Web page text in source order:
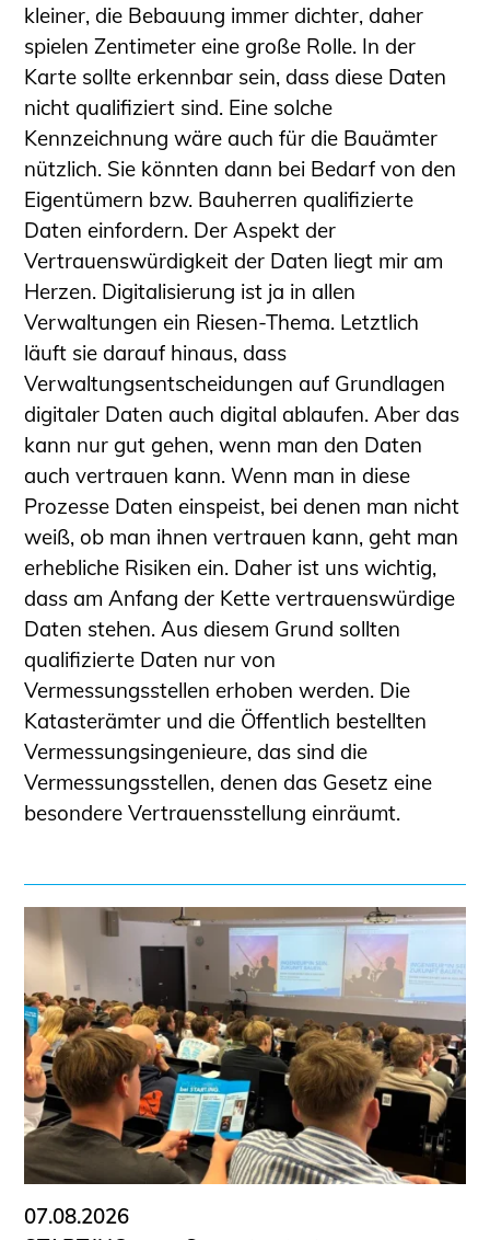
kleiner, die Bebauung immer dichter, daher
spielen Zentimeter eine große Rolle. In der
Karte sollte erkennbar sein, dass diese Daten
nicht qualifiziert sind. Eine solche
Kennzeichnung wäre auch für die Bauämter
nützlich. Sie könnten dann bei Bedarf von den
Eigentümern bzw. Bauherren qualifizierte
Daten einfordern. Der Aspekt der
Vertrauenswürdigkeit der Daten liegt mir am
Herzen. Digitalisierung ist ja in allen
Verwaltungen ein Riesen-Thema. Letztlich
läuft sie darauf hinaus, dass
Verwaltungsentscheidungen auf Grundlagen
digitaler Daten auch digital ablaufen. Aber das
kann nur gut gehen, wenn man den Daten
auch vertrauen kann. Wenn man in diese
Prozesse Daten einspeist, bei denen man nicht
weiß, ob man ihnen vertrauen kann, geht man
erhebliche Risiken ein. Daher ist uns wichtig,
dass am Anfang der Kette vertrauenswürdige
Daten stehen. Aus diesem Grund sollten
qualifizierte Daten nur von
Vermessungsstellen erhoben werden. Die
Katasterämter und die Öffentlich bestellten
Vermessungsingenieure, das sind die
Vermessungsstellen, denen das Gesetz eine
besondere Vertrauensstellung einräumt.
07.08.2026